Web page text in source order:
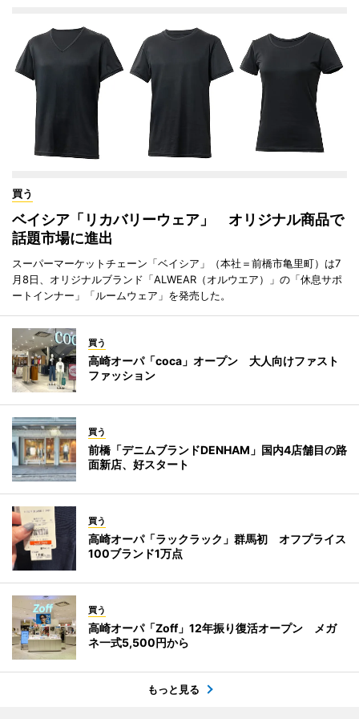
買う
ベイシア「リカバリーウェア」 オリジナル商品で
話題市場に進出
スーパーマーケットチェーン「ベイシア」（本社＝前橋市亀里町）は7
月8日、オリジナルブランド「ALWEAR（オルウエア）」の「休息サポ
ートインナー」「ルームウェア」を発売した。
買う
高崎オーパ「coca」オープン 大人向けファスト
ファッション
買う
前橋「デニムブランドDENHAM」国内4店舗目の路
面新店、好スタート
買う
高崎オーパ「ラックラック」群馬初 オフプライス
100ブランド1万点
買う
高崎オーパ「Zoff」12年振り復活オープン メガ
ネ一式5,500円から
もっと見る